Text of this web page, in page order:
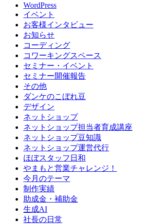
WordPress
イベント
お客様インタビュー
お知らせ
コーディング
コワーキングスペース
セミナー・イベント
セミナー開催報告
その他
ダンケのこぼれ豆
デザイン
ネットショップ
ネットショップ担当者育成講座
ネットショップ豆知識
ネットショップ運営代行
ほぼスタッフ日和
やまもと営業チャレンジ！
今月のテーマ
制作実績
助成金・補助金
生成AI
社長の日常